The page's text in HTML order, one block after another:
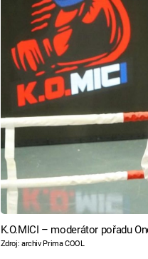
K.O.MICI – moderátor pořadu
Zdroj: archiv Prima COOL